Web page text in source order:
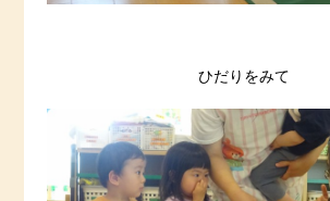
ひだりをみて